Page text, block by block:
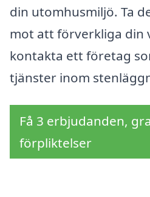
din utomhusmiljö. Ta
mot att förverkliga din
kontakta ett företag
tjänster inom
Få 3 erbjudanden,
förpliktelser